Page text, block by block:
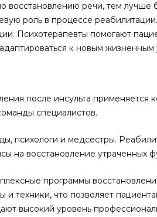
восстановлению речи, тем лучше
роль в процессе
Психотерапевты помогают
к новым жизненным
после инсульта применяется
специалистов.
психологи и медсестры.
на восстановление утраченных
программы
техники, что позволяет
высокий уровень